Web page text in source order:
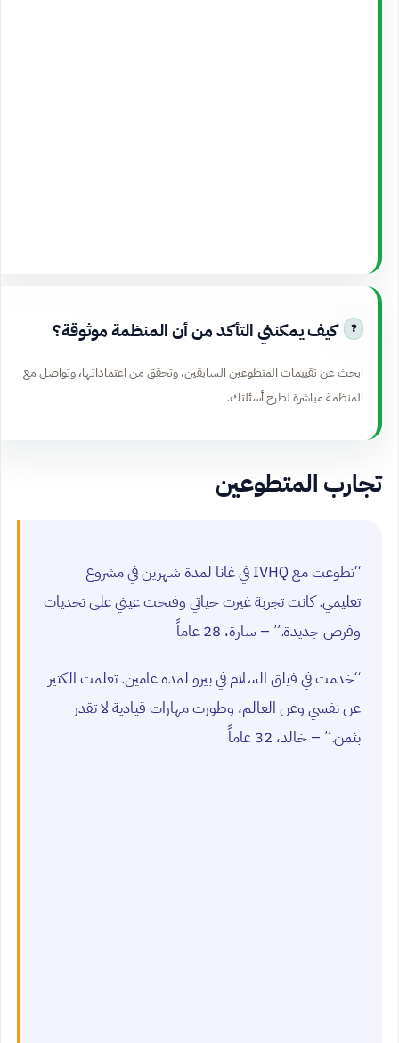
كيف يمكنني التأكد من أن المنظمة موثوقة؟
ابحث عن تقييمات المتطوعين السابقين، وتحقق من اعتماداتها، وتواصل مع
المنظمة مباشرة لطرح أسئلتك.
تجارب المتطوعين
“تطوعت مع IVHQ في غانا لمدة شهرين في مشروع
تعليمي. كانت تجربة غيرت حياتي وفتحت عيني على تحديات
وفرص جديدة.” – سارة، 28 عاماً
“خدمت في فيلق السلام في بيرو لمدة عامين. تعلمت الكثير
عن نفسي وعن العالم، وطورت مهارات قيادية لا تقدر
بثمن.” – خالد، 32 عاماً